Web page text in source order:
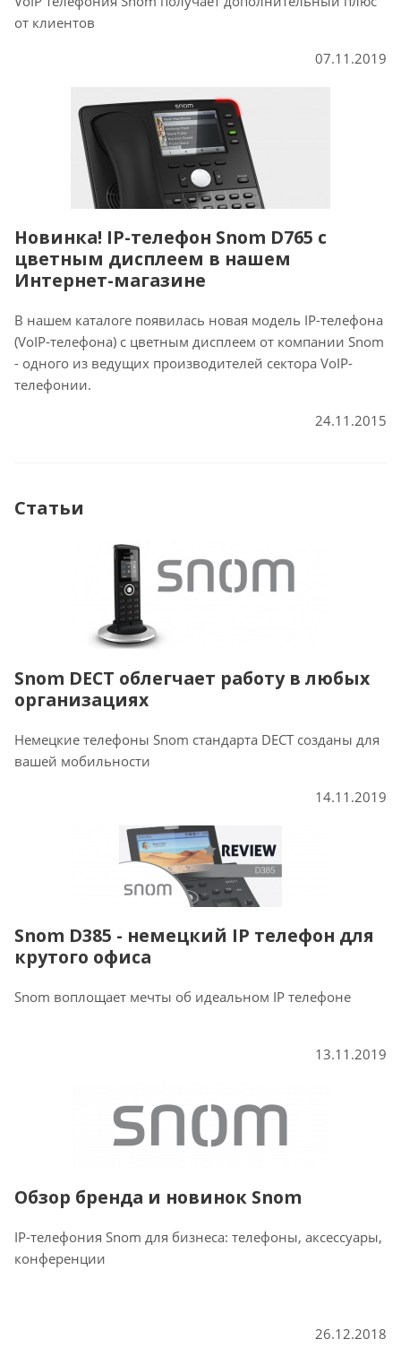
от клиентов
07.11.2019
Новинка! IP-телефон Snom D765 с
цветным дисплеем в нашем
Интернет-магазине
В нашем каталоге появилась новая модель IP-телефона
(VoIP-телефона) с цветным дисплеем от компании Snom
- одного из ведущих производителей сектора VoIP-
телефонии.
24.11.2015
Статьи
Snom DECT облегчает работу в любых
организациях
Немецкие телефоны Snom стандарта DECT созданы для
вашей мобильности
14.11.2019
Snom D385 - немецкий IP телефон для
крутого офиса
Snom воплощает мечты об идеальном IP телефоне
13.11.2019
Обзор бренда и новинок Snom
IP-телефония Snom для бизнеса: телефоны, аксессуары,
конференции
26.12.2018